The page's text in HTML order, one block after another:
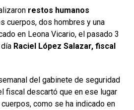
restos humanos
cuerpos, dos hombres y una
en Leona Vicario, el pasado 3
Raciel López Salazar, fiscal
del gabinete de seguridad
fiscal descartó que en ese lugar
como se ha indicado en